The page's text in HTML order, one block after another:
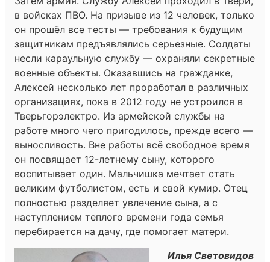
в войсках ПВО. На призыве из 12 человек, только
он прошёл все тесты — требования к будущим
защитникам предъявлялись серьезные. Солдаты
несли караульную службу — охраняли секретные
военные объекты. Оказавшись на гражданке,
Алексей несколько лет проработал в различных
организациях, пока в 2012 году не устроился в
Тверьгорэлектро. Из армейской службы на
работе много чего пригодилось, прежде всего —
выносливость. Вне работы всё свободное время
он посвящает 12-летнему сыну, которого
воспитывает один. Мальчишка мечтает стать
великим футболистом, есть и свой кумир. Отец
полностью разделяет увлечение сына, а с
наступлением теплого времени года семья
перебирается на дачу, где помогает матери.
Илья Световидов